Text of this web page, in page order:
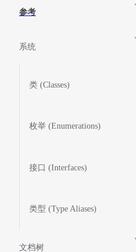
参考
系统
类 (Classes)
枚举 (Enumerations)
接口 (Interfaces)
类型 (Type Aliases)
文档树